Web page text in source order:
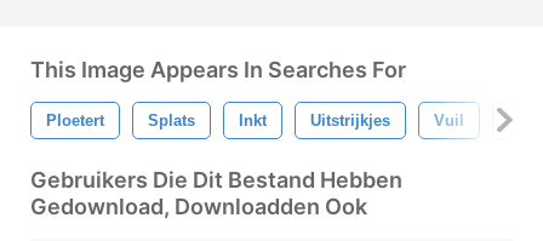
This Image Appears In Searches For
Ploetert Splats Inkt Uitstrijkjes Vuil Verf
Gebruikers Die Dit Bestand Hebben
Gedownload, Downloadden Ook